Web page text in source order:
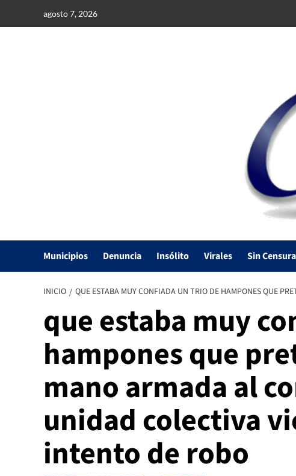
agosto 7, 2026
Municipios Denuncia Insólito Virales Sin Censura
INICIO QUE ESTABA MUY CONFIADA UN TRIO DE HAMPONES QUE
que estaba muy
hampones que
mano armada al
unidad colectiva
intento de robo